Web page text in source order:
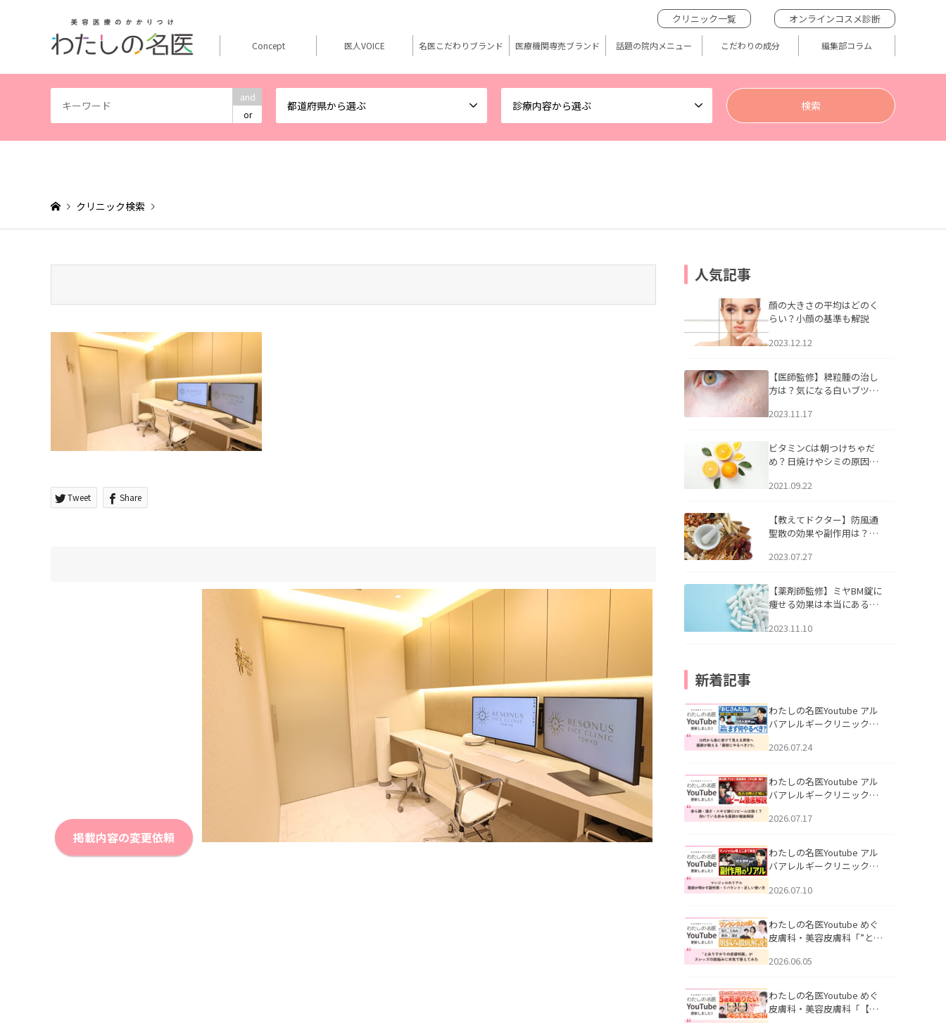
and
or
都道府県から選ぶ 診療内容から選ぶ
クリニック一覧 オンラインコスメ診断
Concept 医人VOICE 名医こだわりブランド 医療機関専売ブランド 話題の院内メニュー こだわりの成分 編集部コラム
クリニック検索
Tweet Share
掲載内容の変更依頼
人気記事
顔の大きさの平均はどのく
らい？小顔の基準も解説
2023.12.12
【医師監修】稗粒腫の治し
方は？気になる白いブツブ
アについて
2023.11.17
ビタミンCは朝つけちゃだ
め？日焼けやシミの原因に
2021.09.22
【教えてドクター】防風通
聖散の効果や副作用は？長
2023.07.27
【薬剤師監修】ミヤBM錠に
痩せる効果は本当にある
2023.11.10
新着記事
わたしの名医Youtube アル
バアレルギークリニック札
える男性へ｜医師が教える
公開いたしました。
2026.07.24
わたしの名医Youtube アル
バアレルギークリニック札
跡にVビームは効く？向いて
説」を公開いたしました。
2026.07.17
わたしの名医Youtube アル
バアレルギークリニック札
医師が明かす副作用・リバ
公開いたしました。
2026.07.10
わたしの名医Youtube めぐ
皮膚科・美容皮膚科「”とお
ッズの肌悩みに本気で答え
た。
2026.06.05
わたしの名医Youtube めぐ
皮膚科・美容皮膚科「【ヒ